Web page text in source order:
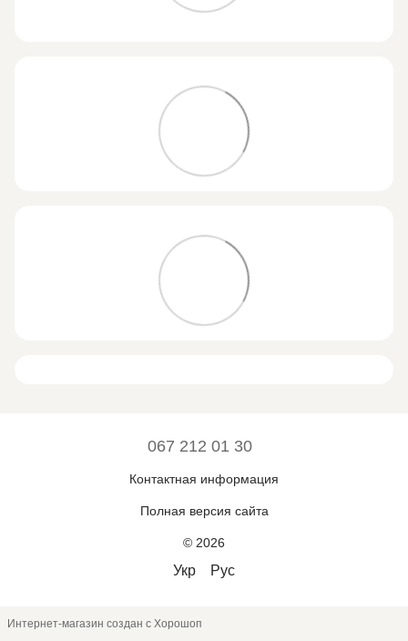
067 212 01 30
Контактная информация
Полная версия сайта
© 2026
Укр Рус
Интернет-магазин создан с Хорошоп